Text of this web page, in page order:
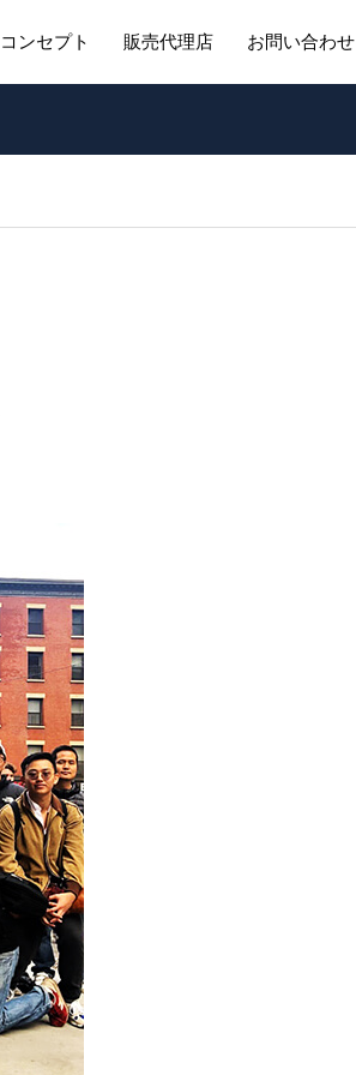
コンセプト 販売代理店 お問い合わせ